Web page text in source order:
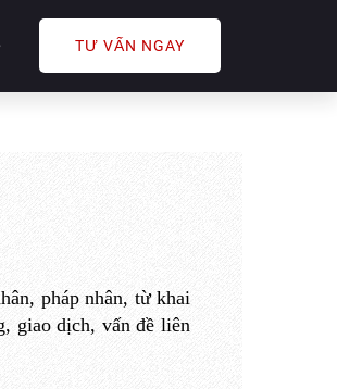
TƯ VẤN NGAY
pháp nhân, từ khai
giao dịch, vấn đề liên